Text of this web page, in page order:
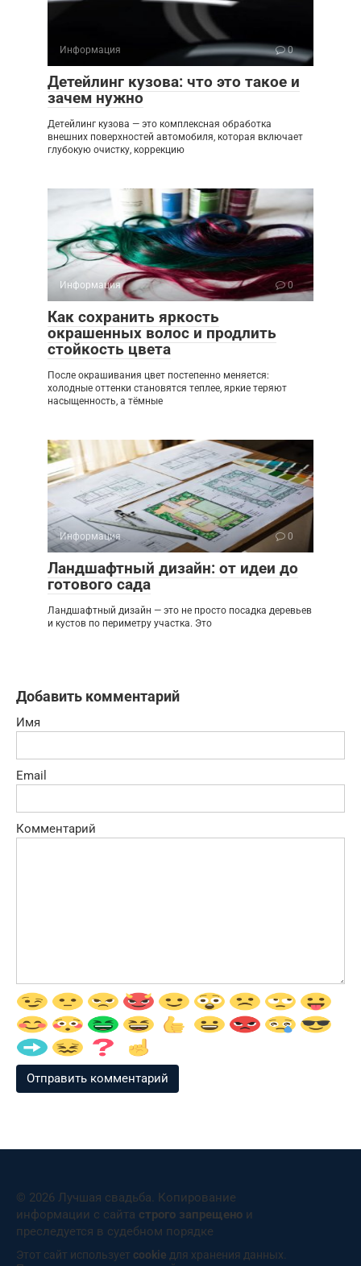
Информация 0
Детейлинг кузова: что это такое и
зачем нужно
Детейлинг кузова — это комплексная обработка
внешних поверхностей автомобиля, которая включает
глубокую очистку, коррекцию
Информация 0
Как сохранить яркость
окрашенных волос и продлить
стойкость цвета
После окрашивания цвет постепенно меняется:
холодные оттенки становятся теплее, яркие теряют
насыщенность, а тёмные
Информация 0
Ландшафтный дизайн: от идеи до
готового сада
Ландшафтный дизайн — это не просто посадка деревьев
и кустов по периметру участка. Это
Добавить комментарий
Имя
Email
Комментарий
© 2026 Лучшая свадьба. Копирование
информации с сайта строго запрещено и
преследуется в судебном порядке
Этот сайт использует cookie для хранения данных.